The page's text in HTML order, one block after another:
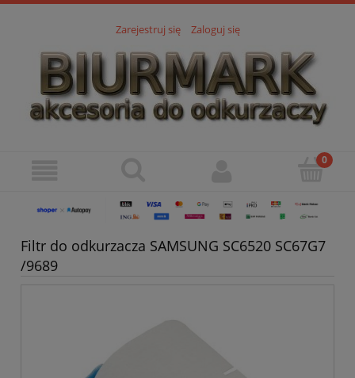
Zarejestruj się Zaloguj się
Filtr do odkurzacza SAMSUNG SC6520 SC67G7
/9689